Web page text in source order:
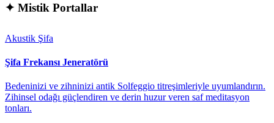
✦ Mistik Portallar
Akustik Şifa
Şifa Frekansı Jeneratörü
Bedeninizi ve zihninizi antik Solfeggio titreşimleriyle uyumlandırın.
Zihinsel odağı güçlendiren ve derin huzur veren saf meditasyon
tonları.